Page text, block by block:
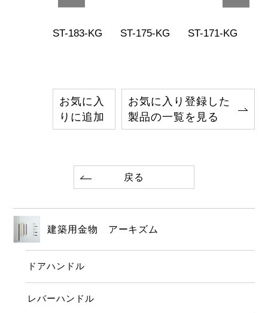
ST-183-KG ST-175-KG ST-171-KG
お気に入
りに追加
お気に入り登録した
製品の一覧を見る
戻る
建築用金物 アーキズム
ドアハンドル
レバーハンドル